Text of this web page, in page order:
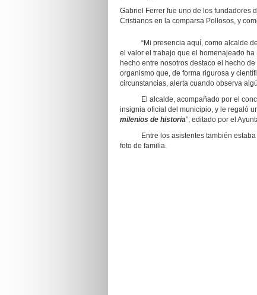
Gabriel Ferrer fue uno de los fundadores
Cristianos en la comparsa Pollosos, y
“Mi presencia aquí, como alcalde de
el valor el trabajo que el homenajeado
hecho entre nosotros destaco el hecho
organismo que, de forma rigurosa y
circunstancias, alerta cuando observa
El alcalde, acompañado por el
insignia oficial del municipio, y le regaló
milenios de historia”, editado por el
Entre los asistentes también estaba
foto de familia.